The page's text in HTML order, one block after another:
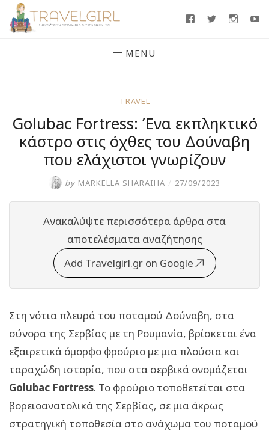
Skip
FacebookTwitter
MENU
TRAVEL
Golubac Fortress: Ένα εκπληκτικό
κάστρο στις όχθες του Δούναβη
που ελάχιστοι γνωρίζουν
by MARKELLA SHARAIHA / 27/09/2023
Ανακαλύψτε περισσότερα άρθρα στα
αποτελέσματα αναζήτησης
Add Travelgirl.gr on Google
Στη νότια πλευρά του ποταμού Δούναβη, στα
σύνορα της Σερβίας με τη Ρουμανία, βρίσκεται ένα
εξαιρετικά όμορφο φρούριο με μια πλούσια και
ταραχώδη ιστορία, που στα σερβικά ονομάζεται
Golubac Fortress. Το φρούριο τοποθετείται στα
βορειοανατολικά της Σερβίας, σε μια άκρως
στρατηγική τοποθεσία στο ανάχωμα του ποταμού